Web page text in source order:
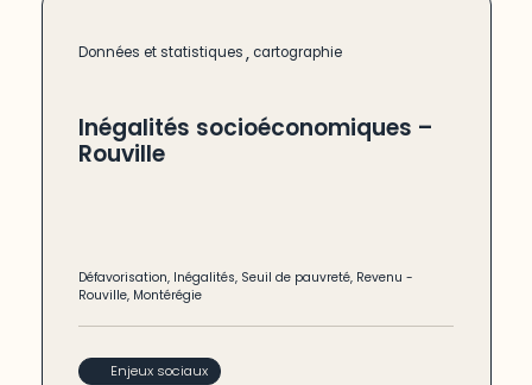
Données et statistiques, cartographie
Inégalités socioéconomiques –
Rouville
Défavorisation, Inégalités, Seuil de pauvreté, Revenu -
Rouville, Montérégie
Enjeux sociaux